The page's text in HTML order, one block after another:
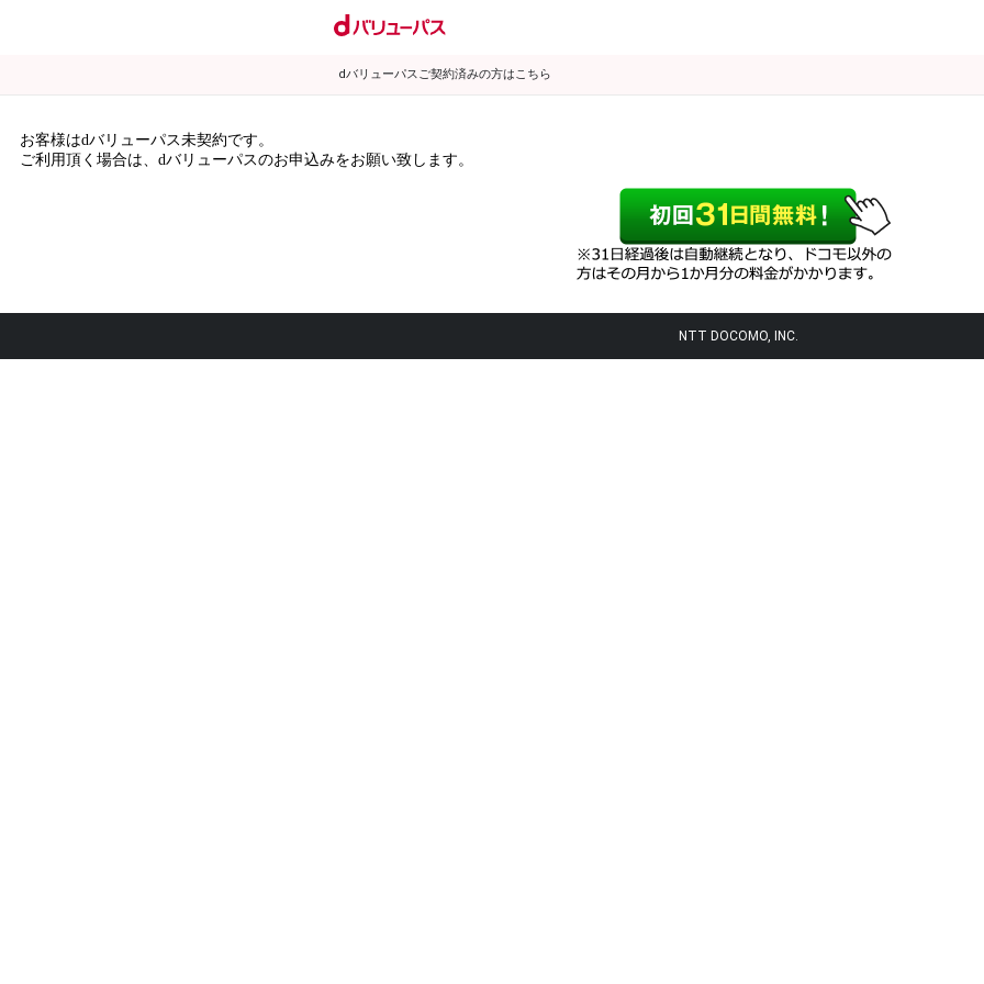
dバリューパスご契約済みの方はこちら
お客様はdバリューパス未契約です。
ご利用頂く場合は、dバリューパスのお申込みをお願い致します。
NTT DOCOMO, INC.